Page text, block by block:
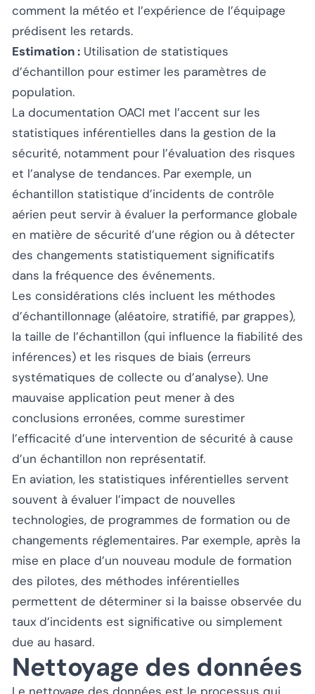
comment la météo et l’expérience de l’équipage
prédisent les retards.
Estimation : Utilisation de statistiques
d’échantillon pour estimer les paramètres de
population.
La documentation OACI met l’accent sur les
statistiques inférentielles dans la gestion de la
sécurité, notamment pour l’évaluation des risques
et l’analyse de tendances. Par exemple, un
échantillon statistique d’incidents de contrôle
aérien peut servir à évaluer la performance globale
en matière de sécurité d’une région ou à détecter
des changements statistiquement significatifs
dans la fréquence des événements.
Les considérations clés incluent les méthodes
d’échantillonnage (aléatoire, stratifié, par grappes),
la taille de l’échantillon (qui influence la fiabilité des
inférences) et les risques de biais (erreurs
systématiques de collecte ou d’analyse). Une
mauvaise application peut mener à des
conclusions erronées, comme surestimer
l’efficacité d’une intervention de sécurité à cause
d’un échantillon non représentatif.
En aviation, les statistiques inférentielles servent
souvent à évaluer l’impact de nouvelles
technologies, de programmes de formation ou de
changements réglementaires. Par exemple, après la
mise en place d’un nouveau module de formation
des pilotes, des méthodes inférentielles
permettent de déterminer si la baisse observée du
taux d’incidents est significative ou simplement
due au hasard.
Nettoyage des données